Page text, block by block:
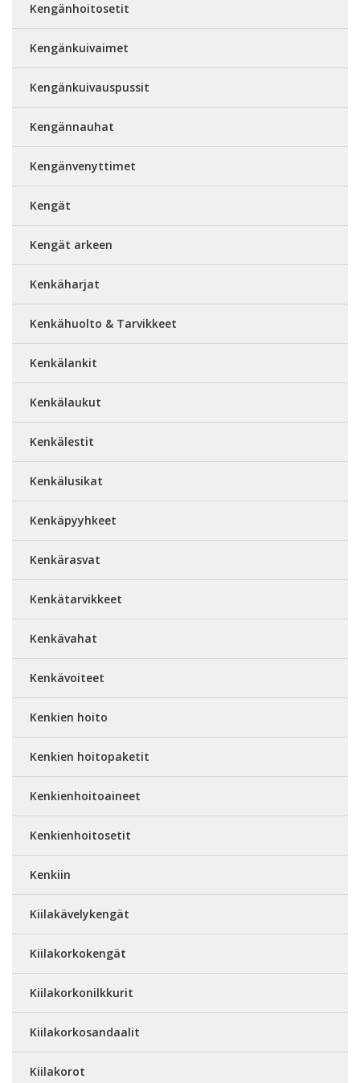
Kengänhoitosetit
Kengänkuivaimet
Kengänkuivauspussit
Kengännauhat
Kengänvenyttimet
Kengät
Kengät arkeen
Kenkäharjat
Kenkähuolto & Tarvikkeet
Kenkälankit
Kenkälaukut
Kenkälestit
Kenkälusikat
Kenkäpyyhkeet
Kenkärasvat
Kenkätarvikkeet
Kenkävahat
Kenkävoiteet
Kenkien hoito
Kenkien hoitopaketit
Kenkienhoitoaineet
Kenkienhoitosetit
Kenkiin
Kiilakävelykengät
Kiilakorkokengät
Kiilakorkonilkkurit
Kiilakorkosandaalit
Kiilakorot